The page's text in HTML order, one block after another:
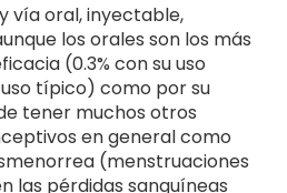
vía oral, inyectable,
los orales son los más
(0.3% con su uso
típico) como por su
tener muchos otros
en general como
(menstruaciones
las pérdidas sanguíneas